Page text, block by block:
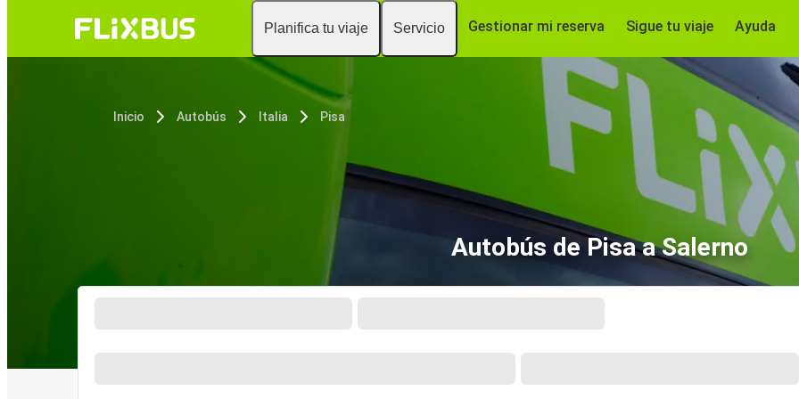
Planifica tu viaje Servicio Gestionar mi reserva Sigue tu viaje Ayuda
Inicio Autobús Italia Pisa
Autobús de Pisa a Salerno